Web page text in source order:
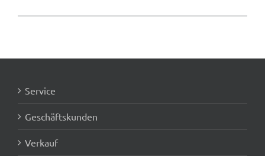
Service
Geschäftskunden
Verkauf